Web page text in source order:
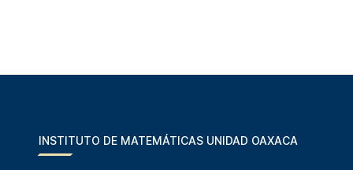
INSTITUTO DE MATEMÁTICAS UNIDAD OAXACA